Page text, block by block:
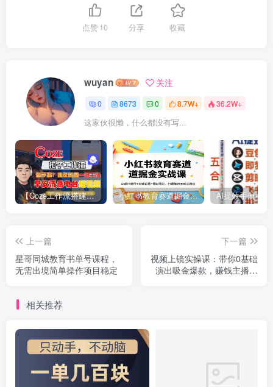
点赞10 分享 收藏
wuyan 关注
0 8673 0 8.7W+ 36.2W+
这家伙很懒，什么都没有写...
【Coze工作流搭建实操教程】【coze】早安情感电台日签视频还在手动做？用扣子工作流自动生成，省时90% 小红书教育赛道掘金实战课：AI课件制作+店铺运营+爆款笔记，打通知识变现全路径
上一篇
星哥同城教育书单号课程，
无需出境简单操作项目稳定
下一篇
视频上镜实操课：带你0基础
演出吸金爆款，赚钱主播如
相关推荐